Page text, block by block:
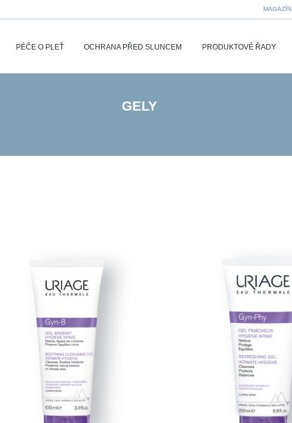
MAGAZÍN
PÉČE O PLEŤ OCHRANA PŘED SLUNCEM PRODUKTOVÉ ŘADY
GELY